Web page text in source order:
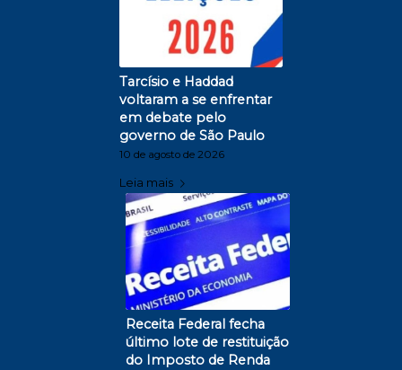
Tarcísio e Haddad
voltaram a se enfrentar
em debate pelo
governo de São Paulo
10 de agosto de 2026
Leia mais
Receita Federal fecha
último lote de restituição
do Imposto de Renda